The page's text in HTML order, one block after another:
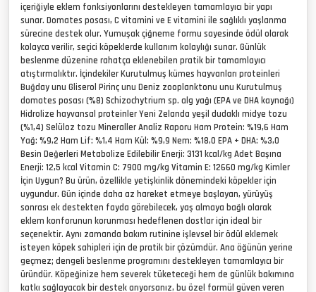
içeriğiyle eklem fonksiyonlarını destekleyen tamamlayıcı bir yapı
sunar. Domates posası, C vitamini ve E vitamini ile sağlıklı yaşlanma
sürecine destek olur. Yumuşak çiğneme formu sayesinde ödül olarak
kolayca verilir, seçici köpeklerde kullanım kolaylığı sunar. Günlük
beslenme düzenine rahatça eklenebilen pratik bir tamamlayıcı
atıştırmalıktır. İçindekiler Kurutulmuş kümes hayvanları proteinleri
Buğday unu Gliserol Pirinç unu Deniz zooplanktonu unu Kurutulmuş
domates posası (%8) Schizochytrium sp. alg yağı (EPA ve DHA kaynağı)
Hidrolize hayvansal proteinler Yeni Zelanda yeşil dudaklı midye tozu
(%1,4) Selüloz tozu Mineraller Analiz Raporu Ham Protein: %19,6 Ham
Yağ: %9,2 Ham Lif: %1,4 Ham Kül: %9,9 Nem: %18,0 EPA + DHA: %3,0
Besin Değerleri Metabolize Edilebilir Enerji: 3131 kcal/kg Adet Başına
Enerji: 12,5 kcal Vitamin C: 7900 mg/kg Vitamin E: 12660 mg/kg Kimler
İçin Uygun? Bu ürün, özellikle yetişkinlik dönemindeki köpekler için
uygundur. Gün içinde daha az hareket etmeye başlayan, yürüyüş
sonrası ek destekten fayda görebilecek, yaş almaya bağlı olarak
eklem konforunun korunması hedeflenen dostlar için ideal bir
seçenektir. Aynı zamanda bakım rutinine işlevsel bir ödül eklemek
isteyen köpek sahipleri için de pratik bir çözümdür. Ana öğünün yerine
geçmez; dengeli beslenme programını destekleyen tamamlayıcı bir
üründür. Köpeğinize hem severek tüketeceği hem de günlük bakımına
katkı sağlayacak bir destek arıyorsanız, bu özel formül güven veren